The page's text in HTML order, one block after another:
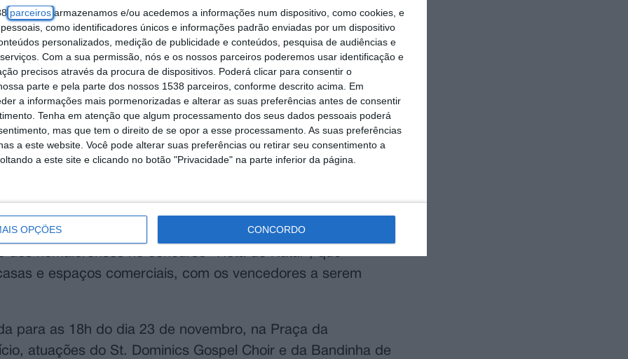
parceiros armazenamos e/ou acedemos a informações num dispositivo, como cookies, e
como identificadores únicos e informações padrão enviadas por um dispositivo
personalizados, medição de publicidade e conteúdos, pesquisa de audiências e
Com a sua permissão, nós e os nossos parceiros poderemos usar identificação e
precisos através da procura de dispositivos. Poderá clicar para consentir o
parte e pela parte dos nossos 1538 parceiros, conforme descrito acima. Em
a informações mais pormenorizadas e alterar as suas preferências antes de consentir
Tenha em atenção que algum processamento dos seus dados pessoais poderá
mas que tem o direito de se opor a esse processamento. As suas preferências
a este website. Você pode alterar suas preferências ou retirar seu consentimento a
a este site e clicando no botão "Privacidade" na parte inferior da página.
OPÇÕES CONCORDO
A tradicional Casa do Pai Natal estará também presente
na aldeia de Marinhas do Sal.
mobilidade, facilitando o acesso às várias atrações entre a
incluem-se o Parque Rio, que acolhe a maior Árvore
República, onde estará instalado o Túnel de Natal.
uma experiência interativa inspirada numa aldeia
as idades. Para os mais pequenos, a peça “Natal às
como parte da iniciativa “Circulando o Natal”, que
riomaiorenses no concurso “Rota de Natal”, que
e espaços comerciais, com os vencedores a serem
para as 18h do dia 23 de novembro, na Praça da
atuações do St. Dominics Gospel Choir e da Bandinha de